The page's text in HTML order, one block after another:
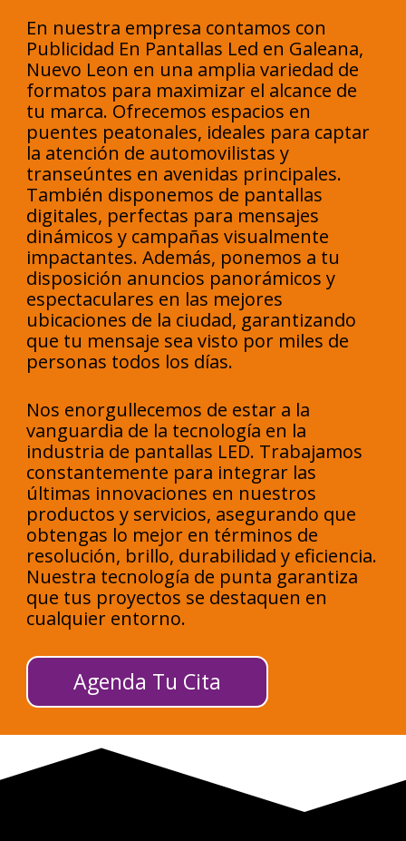
En nuestra empresa contamos con
Publicidad En Pantallas Led en Galeana,
Nuevo Leon en una amplia variedad de
formatos para maximizar el alcance de
tu marca. Ofrecemos espacios en
puentes peatonales, ideales para captar
la atención de automovilistas y
transeúntes en avenidas principales.
También disponemos de pantallas
digitales, perfectas para mensajes
dinámicos y campañas visualmente
impactantes. Además, ponemos a tu
disposición anuncios panorámicos y
espectaculares en las mejores
ubicaciones de la ciudad, garantizando
que tu mensaje sea visto por miles de
personas todos los días.
Nos enorgullecemos de estar a la
vanguardia de la tecnología en la
industria de pantallas LED. Trabajamos
constantemente para integrar las
últimas innovaciones en nuestros
productos y servicios, asegurando que
obtengas lo mejor en términos de
resolución, brillo, durabilidad y eficiencia.
Nuestra tecnología de punta garantiza
que tus proyectos se destaquen en
cualquier entorno.
Agenda Tu Cita